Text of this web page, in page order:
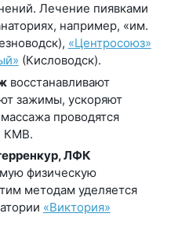
Лечение пиявками
например, «им.
«Центросоюз»
(Кисловодск).
восстанавливают
зажимы, ускоряют
проводятся
КМВ.
ЛФК
физическую
методам уделяется
«Виктория»